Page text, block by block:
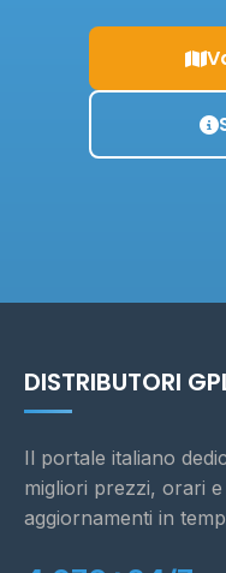
DISTRIBUTORI
Il portale italiano
migliori prezzi, orari
aggiornamenti in